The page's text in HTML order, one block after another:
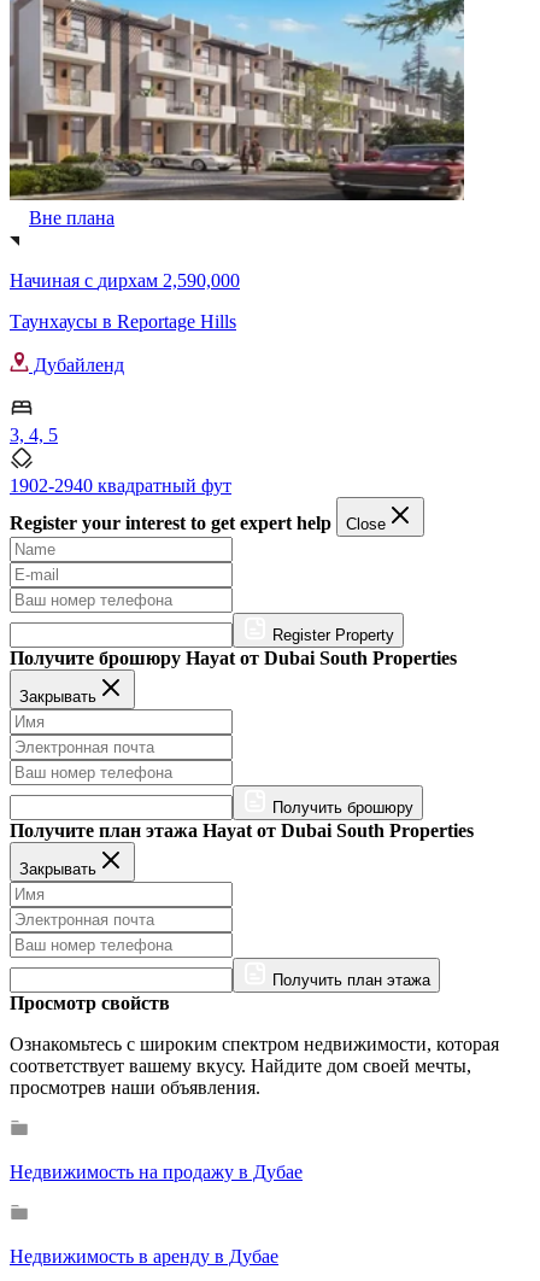
Вне плана
Начиная с дирхам 2,590,000
Таунхаусы в Reportage Hills
Дубайленд
3, 4, 5
1902-2940 квадратный фут
Register your interest to get expert help
Close
Register Property
Получите брошюру Hayat от Dubai South Properties
Закрывать
Получить брошюру
Получите план этажа Hayat от Dubai South Properties
Закрывать
Получить план этажа
Просмотр свойств
Ознакомьтесь с широким спектром недвижимости, которая
соответствует вашему вкусу. Найдите дом своей мечты,
просмотрев наши объявления.
Недвижимость на продажу в Дубае
Недвижимость в аренду в Дубае